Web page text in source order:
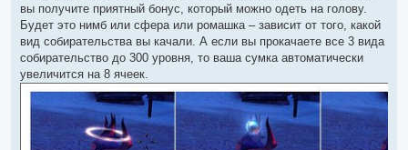
вы получите приятный бонус, который можно одеть на голову.
Будет это нимб или сфера или ромашка – зависит от того, какой
вид собирательства вы качали. А если вы прокачаете все 3 вида
собирательство до 300 уровня, то ваша сумка автоматически
увеличится на 8 ячеек.